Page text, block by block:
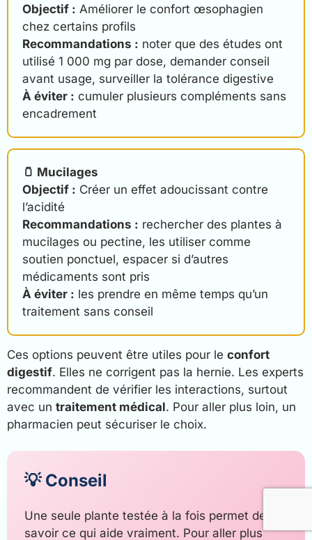
Objectif : Améliorer le confort œsophagien
chez certains profils
Recommandations : noter que des études ont
utilisé 1 000 mg par dose, demander conseil
avant usage, surveiller la tolérance digestive
À éviter : cumuler plusieurs compléments sans
encadrement
🫙 Mucilages
Objectif : Créer un effet adoucissant contre
l’acidité
Recommandations : rechercher des plantes à
mucilages ou pectine, les utiliser comme
soutien ponctuel, espacer si d’autres
médicaments sont pris
À éviter : les prendre en même temps qu’un
traitement sans conseil
Ces options peuvent être utiles pour le confort
digestif. Elles ne corrigent pas la hernie. Les experts
recommandent de vérifier les interactions, surtout
avec un traitement médical. Pour aller plus loin, un
pharmacien peut sécuriser le choix.
💡 Conseil
Une seule plante testée à la fois permet de
savoir ce qui aide vraiment. Pour aller plus